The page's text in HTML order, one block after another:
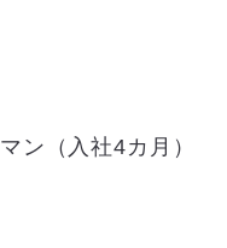
ン（入社4カ月）